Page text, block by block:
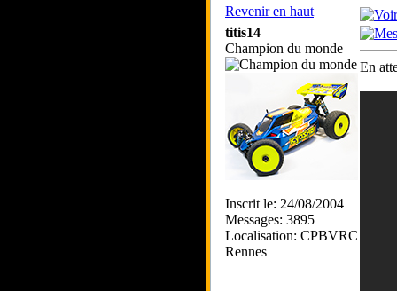
Revenir en haut
titis14
Champion du monde
Inscrit le: 24/08/2004
Messages: 3895
Localisation: CPBVRC
Rennes
En